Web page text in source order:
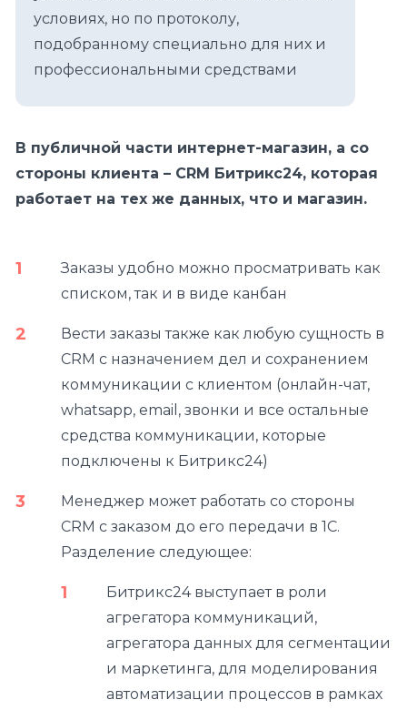
условиях, но по протоколу,
подобранному специально для них и
профессиональными средствами
В публичной части интернет-магазин, а со
стороны клиента – CRM Битрикс24, которая
работает на тех же данных, что и магазин.
Заказы удобно можно просматривать как
списком, так и в виде канбан
Вести заказы также как любую сущность в
CRM с назначением дел и сохранением
коммуникации с клиентом (онлайн-чат,
whatsapp, email, звонки и все остальные
средства коммуникации, которые
подключены к Битрикс24)
Менеджер может работать со стороны
CRM с заказом до его передачи в 1С.
Разделение следующее:
Битрикс24 выступает в роли
агрегатора коммуникаций,
агрегатора данных для сегментации
и маркетинга, для моделирования
автоматизации процессов в рамках